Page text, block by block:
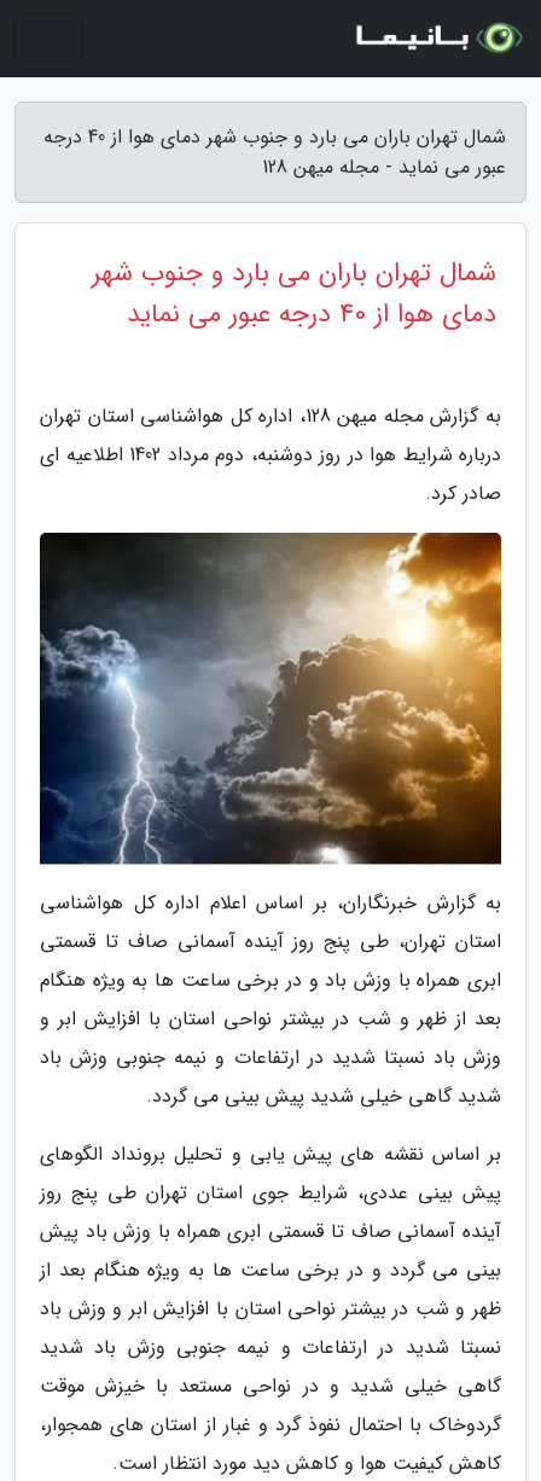
شمال تهران باران می بارد و جنوب شهر دمای هوا از 40 درجه
عبور می نماید - مجله میهن 128
شمال تهران باران می بارد و جنوب شهر
دمای هوا از 40 درجه عبور می نماید
به گزارش مجله میهن 128، اداره کل هواشناسی استان تهران
درباره شرایط هوا در روز دوشنبه، دوم مرداد 1402 اطلاعیه ای
صادر کرد.
به گزارش خبرنگاران، بر اساس اعلام اداره کل هواشناسی
استان تهران، طی پنج روز آینده آسمانی صاف تا قسمتی
ابری همراه با وزش باد و در برخی ساعت ها به ویژه هنگام
بعد از ظهر و شب در بیشتر نواحی استان با افزایش ابر و
وزش باد نسبتا شدید در ارتفاعات و نیمه جنوبی وزش باد
شدید گاهی خیلی شدید پیش بینی می گردد.
بر اساس نقشه های پیش یابی و تحلیل برونداد الگوهای
پیش بینی عددی، شرایط جوی استان تهران طی پنج روز
آینده آسمانی صاف تا قسمتی ابری همراه با وزش باد پیش
بینی می گردد و در برخی ساعت ها به ویژه هنگام بعد از
ظهر و شب در بیشتر نواحی استان با افزایش ابر و وزش باد
نسبتا شدید در ارتفاعات و نیمه جنوبی وزش باد شدید
گاهی خیلی شدید و در نواحی مستعد با خیزش موقت
گردوخاک با احتمال نفوذ گرد و غبار از استان های همجوار،
کاهش کیفیت هوا و کاهش دید مورد انتظار است.